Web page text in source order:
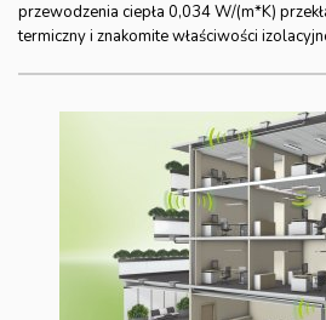
przewodzenia ciepła 0,034 W/(m*K)
termiczny i znakomite właściwości